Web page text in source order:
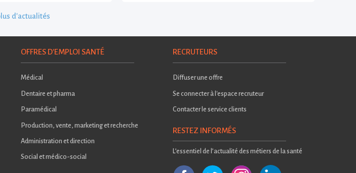
d'actualités
OFFRES D'EMPLOI SANTÉ
Médical
Dentaire et pharma
Paramédical
Production, vente, marketing et recherche
Administration et direction
Social et médico-social
RECRUTEURS
Diffuser une offre
Se connecter à l'espace recruteur
Contacter le service clients
RESTEZ INFORMÉS
L’essentiel de l’actualité des métiers de la santé